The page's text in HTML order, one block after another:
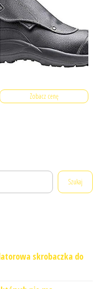
Zobacz cenę
Szukaj
skrobaczka do